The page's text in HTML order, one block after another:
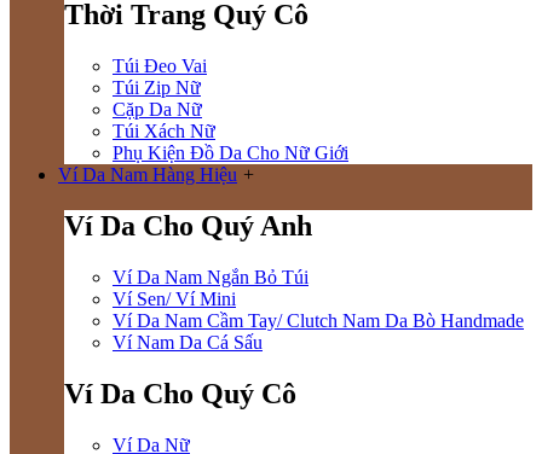
Thời Trang Quý Cô
Túi Đeo Vai
Túi Zip Nữ
Cặp Da Nữ
Túi Xách Nữ
Phụ Kiện Đồ Da Cho Nữ Giới
Ví Da Nam Hàng Hiệu +
Ví Da Cho Quý Anh
Ví Da Nam Ngắn Bỏ Túi
Ví Sen/ Ví Mini
Ví Da Nam Cầm Tay/ Clutch Nam Da Bò Handmade
Ví Nam Da Cá Sấu
Ví Da Cho Quý Cô
Ví Da Nữ